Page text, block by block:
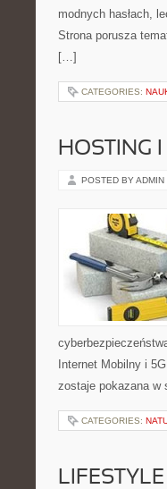
modnych hasłach,
Strona porusza
[…]
CATEGORIES:
HOSTING I
POSTED BY ADMIN
Internet Mobilny i
zostaje pokazana
CATEGORIES: